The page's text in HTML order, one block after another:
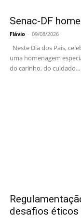
Senac-DF
Flávio - 09/08/2026
Neste Dia dos Pais,
uma homenagem
do carinho, do cuidado...
desafios éticos